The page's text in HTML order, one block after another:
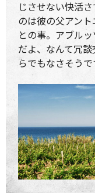
じさせない快活
のは彼の父アン
との事。アブル
だよ、なんて冗
らでもなさそうで